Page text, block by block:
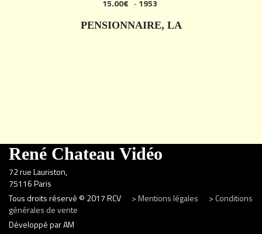
15.00€ -1953
PENSIONNAIRE, LA
René Chateau Vidéo
72 rue Lauriston,
75116 Paris
Tous droits réservé © 2017 RCV > Mentions légales
> Conditions
générales de vente
Développé par AM